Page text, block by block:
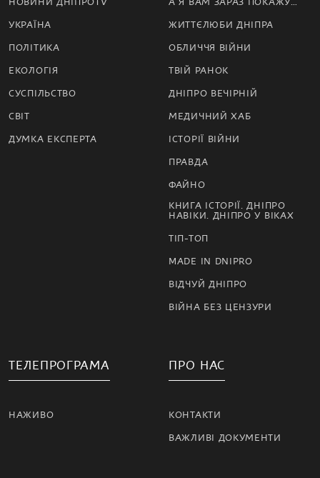
УКРАЇНА
ПОЛІТИКА
ЕКОЛОГІЯ
СУСПІЛЬСТВО
СВІТ
ДУМКА ЕКСПЕРТА
ЖИТТЄЛЮБИ ДНІПРА
ОБЛИЧЧЯ ВІЙНИ
ТВІЙ РАНОК
ДНІПРО ВЕЧІРНІЙ
МЕДИЧНИЙ ХАБ
ІСТОРІЇ ВІЙНИ
ПРАВДА
ФАЙНО
КНИГА ІСТОРІЇ. ДНІПРО
НАВІКИ. ДНІПРО У ВІКАХ
ТІП-ТОП
MADE IN DNIPRO
ВІДЧУЙ ДНІПРО
ВІЙНА БЕЗ ЦЕНЗУРИ
ТЕЛЕПРОГРАМА
НАЖИВО
ПРО НАС
КОНТАКТИ
ВАЖЛИВІ ДОКУМЕНТИ